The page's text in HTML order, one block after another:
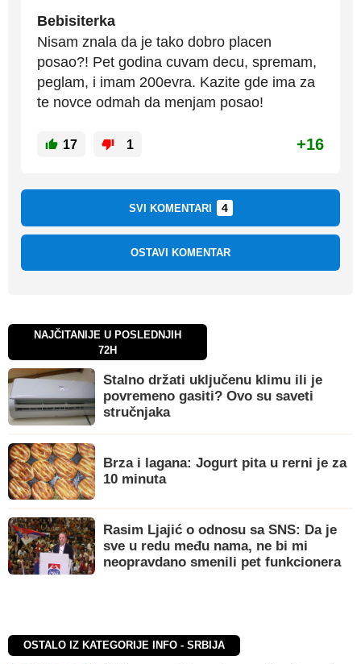
Bebisiterka
Nisam znala da je tako dobro placen
posao?! Pet godina cuvam decu, spremam,
peglam, i imam 200evra. Kazite gde ima za
te novce odmah da menjam posao!
17 1 +16
SVI KOMENTARI 4
OSTAVI KOMENTAR
NAJČITANIJE U POSLEDNJIH
72H
Stalno držati uključenu klimu ili je
povremeno gasiti? Ovo su saveti
stručnjaka
Brza i lagana: Jogurt pita u rerni je za
10 minuta
Rasim Ljajić o odnosu sa SNS: Da je
sve u redu među nama, ne bi mi
neopravdano smenili pet funkcionera
OSTALO IZ KATEGORIJE INFO - SRBIJA